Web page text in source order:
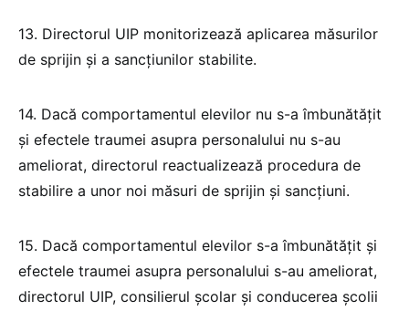
13. Directorul UIP monitorizează aplicarea măsurilor
de sprijin și a sancțiunilor stabilite.
14. Dacă comportamentul elevilor nu s-a îmbunătățit
și efectele traumei asupra personalului nu s-au
ameliorat, directorul reactualizează procedura de
stabilire a unor noi măsuri de sprijin și sancțiuni.
15. Dacă comportamentul elevilor s-a îmbunătățit și
efectele traumei asupra personalului s-au ameliorat,
directorul UIP, consilierul școlar și conducerea școlii